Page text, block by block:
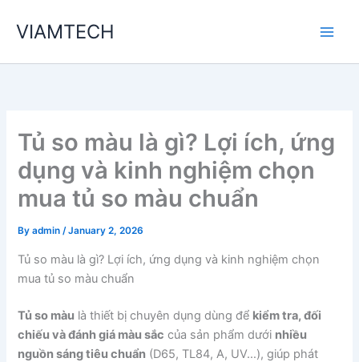
VIAMTECH
Tủ so màu là gì? Lợi ích, ứng
dụng và kinh nghiệm chọn
mua tủ so màu chuẩn
Byadmin/January 2, 2026
Tủ so màu là gì? Lợi ích, ứng dụng và kinh nghiệm chọn
mua tủ so màu chuẩn
Tủ so màu là thiết bị chuyên dụng dùng để kiểm tra, đối
chiếu và đánh giá màu sắc của sản phẩm dưới nhiều
nguồn sáng tiêu chuẩn (D65, TL84, A, UV…), giúp phát